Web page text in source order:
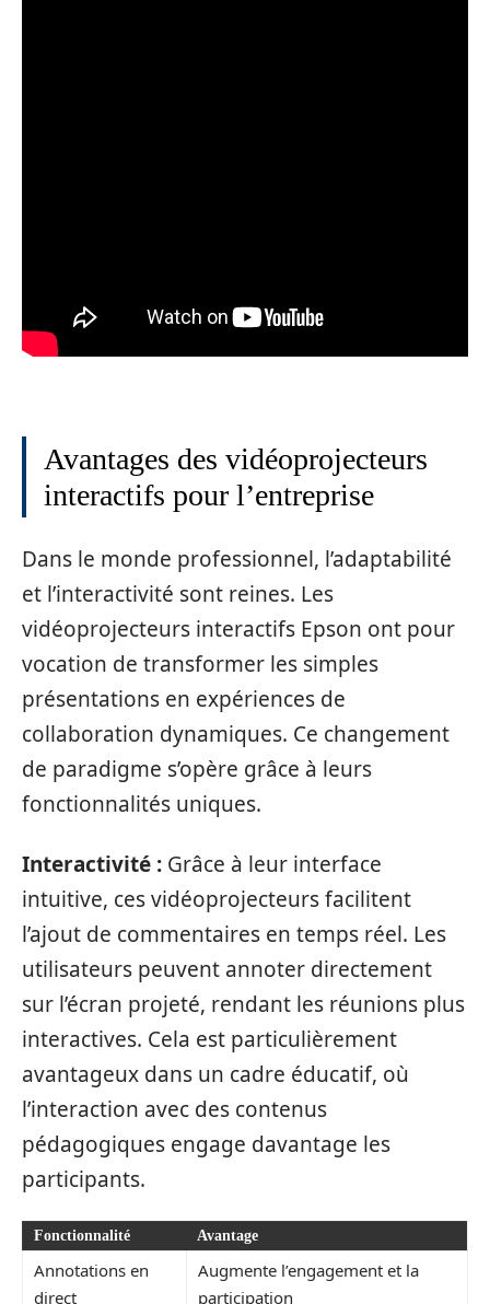
Avantages des vidéoprojecteurs
interactifs pour l’entreprise
Dans le monde professionnel, l’adaptabilité
et l’interactivité sont reines. Les
vidéoprojecteurs interactifs Epson ont pour
vocation de transformer les simples
présentations en expériences de
collaboration dynamiques. Ce changement
de paradigme s’opère grâce à leurs
fonctionnalités uniques.
Interactivité : Grâce à leur interface
intuitive, ces vidéoprojecteurs facilitent
l’ajout de commentaires en temps réel. Les
utilisateurs peuvent annoter directement
sur l’écran projeté, rendant les réunions plus
interactives. Cela est particulièrement
avantageux dans un cadre éducatif, où
l’interaction avec des contenus
pédagogiques engage davantage les
participants.
Fonctionnalité Avantage
Annotations en
direct
Augmente l’engagement et la
participation